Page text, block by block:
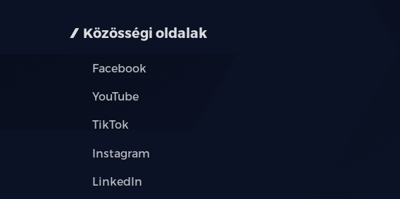
biztonságos kiszállást segítő funkcióval)
forgalom felügyelet)Közösségi oldalak
Facebook
YouTube
TikTok
Instagram
LinkedIn